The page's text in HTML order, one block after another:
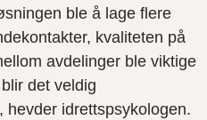
ble å lage flere
kvaliteten på
avdelinger ble viktige
det veldig
hevder idrettspsykologen.